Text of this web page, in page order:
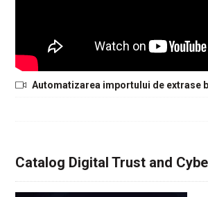
Automatizarea importului de extrase
Catalog Digital Trust and